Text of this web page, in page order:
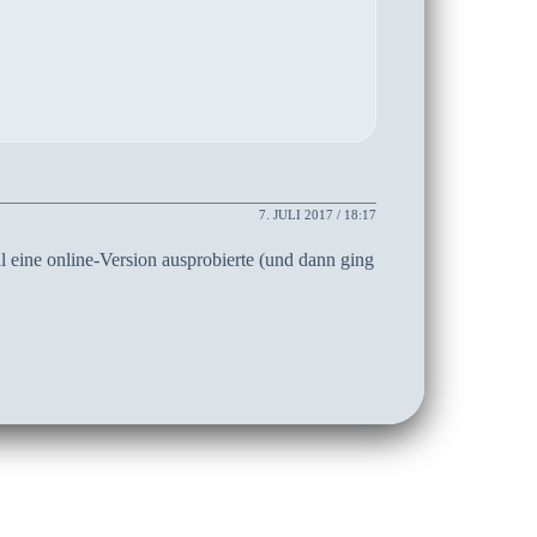
7. JULI 2017 / 18:17
online-Version ausprobierte (und dann ging